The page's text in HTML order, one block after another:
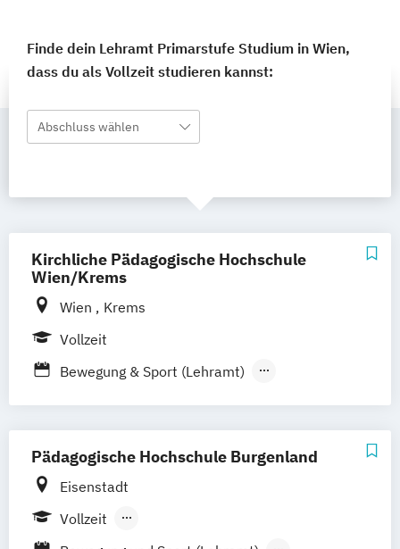
Finde dein Lehramt Primarstufe Studium in Wien,
dass du als Vollzeit studieren kannst:
Abschluss wählen
Kirchliche Pädagogische Hochschule
Wien/Krems
Wien
Krems
Vollzeit
Bewegung & Sport (Lehramt)
Chemie (Lehramt)
Darstellende Geometrie (Lehramt)
Deutsch (Lehramt)
Evangelische Religion (Lehramt)
Pädagogische Hochschule Burgenland
Eisenstadt
Vollzeit
Berufsbegleitendes Präsenzstudium